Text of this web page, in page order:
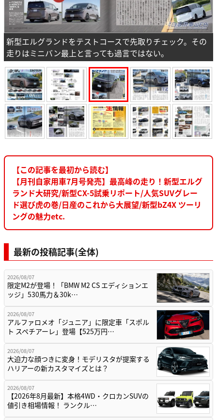
新型エルグランドをテストコースで先取りチェック。その
走りはミニバン最上と言っても過言ではない。
【この記事を最初から読む】
【月刊自家用車7月号発売】最高峰の走り！新型エルグ
ランド大研究/新型CX-5試乗リポート/人気SUVグレー
ド選び虎の巻/日産のこれから大展望/新型bZ4X ツーリ
ングの魅力etc.
最新の投稿記事(全体)
2026/08/07
限定M2が登場！「BMW M2 CS エディションエ
ッジ」530馬力＆30k…
2026/08/07
アルファロメオ「ジュニア」に限定車「スポル
ト スペチアーレ」登場【525万円…
2026/08/07
大迫力な顔つきに変身！モデリスタが提案する
ハリアーの新カスタマイズとは？
2026/08/07
【2026年8月最新】本格4WD・クロカンSUVの
値引き相場情報！ ランクル…